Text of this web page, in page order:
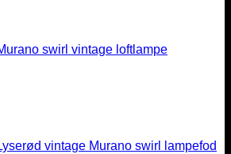
swirl vintage loftlampe
vintage Murano swirl lampefod